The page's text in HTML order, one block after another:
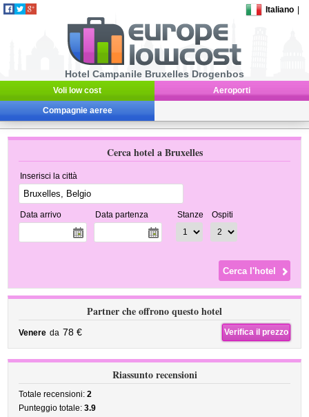
Italiano
Hotel Campanile Bruxelles Drogenbos
Voli low cost Aeroporti
Compagnie aeree
Cerca hotel a Bruxelles
Inserisci la città
Data arrivo Data partenza Stanze Ospiti
Partner che offrono questo hotel
Venere da 78 € Verifica il prezzo
Riassunto recensioni
Totale recensioni:2
Punteggio totale:3.9